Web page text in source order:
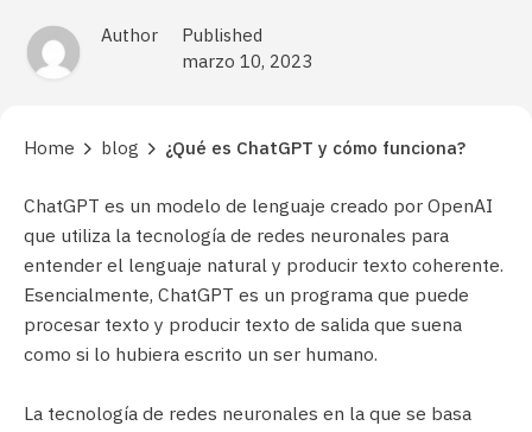
Author
Published
marzo 10, 2023
Home blog ¿Qué es ChatGPT y cómo funciona?
ChatGPT es un modelo de lenguaje creado por OpenAI
que utiliza la tecnología de redes neuronales para
entender el lenguaje natural y producir texto coherente.
Esencialmente, ChatGPT es un programa que puede
procesar texto y producir texto de salida que suena
como si lo hubiera escrito un ser humano.
La tecnología de redes neuronales en la que se basa